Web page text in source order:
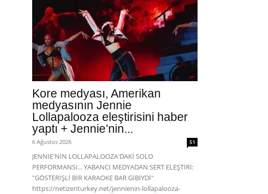
Kore medyası, Amerikan
medyasının Jennie
Lollapalooza eleştirisini haber
yaptı + Jennie’nin...
6 Ağustos 2026 51
JENNIE'NİN LOLLAPALOOZA'DAKİ SOLO
PERFORMANSI... YABANCI MEDYADAN SERT ELEŞTİRİ:
"GÖSTERİŞLİ BİR KARAOKE BAR GİBİYDİ"
https://netizenturkey.net/jennienin-lollapalooza-